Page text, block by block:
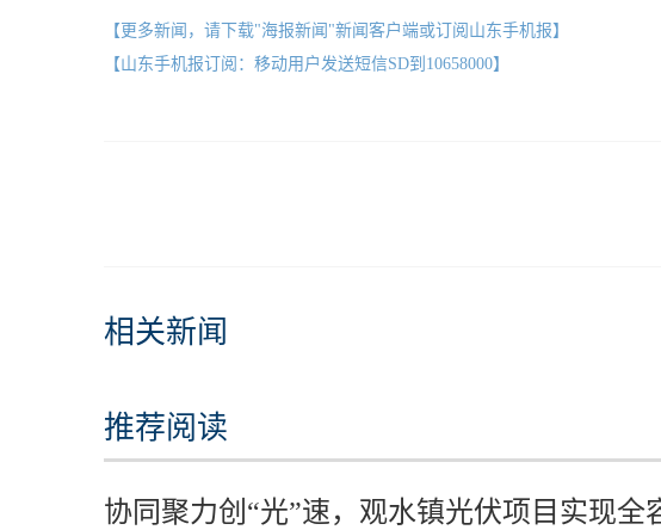
【更多新闻，请下载"海报新闻"新闻客户端或订阅山东手机报】
【山东手机报订阅：移动用户发送短信SD到10658000】
相关新闻
推荐阅读
协同聚力创“光”速，观水镇光伏项目实现全